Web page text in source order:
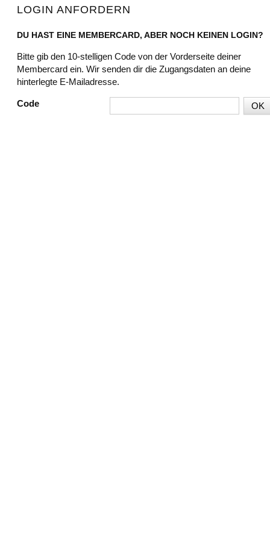
LOGIN ANFORDERN
DU HAST EINE MEMBERCARD, ABER NOCH KEINEN LOGIN?
Bitte gib den 10-stelligen Code von der Vorderseite deiner
Membercard ein. Wir senden dir die Zugangsdaten an deine
hinterlegte E-Mailadresse.
Code